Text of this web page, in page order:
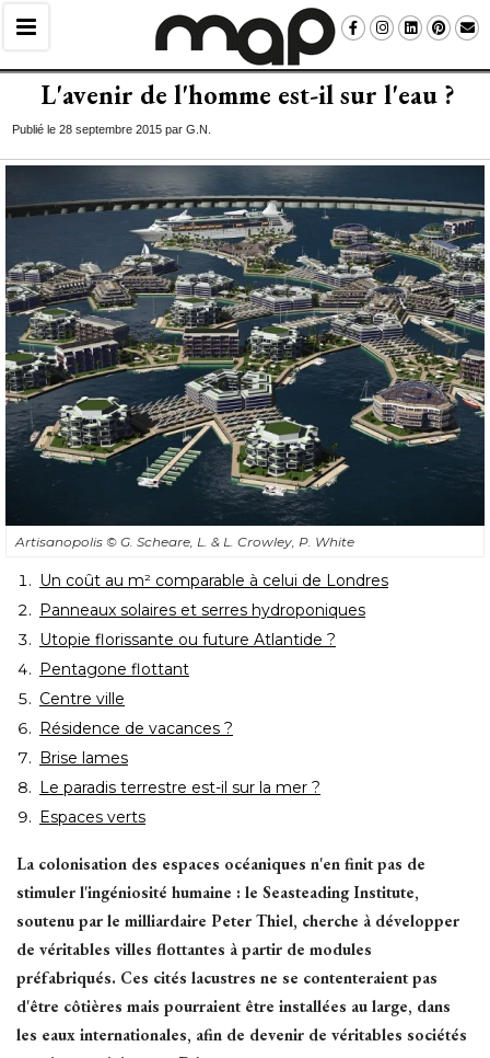
L'avenir de l'homme est-il sur l'eau ?
Publié le 28 septembre 2015 par G.N.
Artisanopolis © G. Scheare, L. & L. Crowley, P. White
Un coût au m² comparable à celui de Londres
Panneaux solaires et serres hydroponiques
Utopie florissante ou future Atlantide ?
Pentagone flottant
Centre ville
Résidence de vacances ?
Brise lames
Le paradis terrestre est-il sur la mer ?
Espaces verts
La colonisation des espaces océaniques n'en finit pas de
stimuler l'ingéniosité humaine : le Seasteading Institute,
soutenu par le milliardaire Peter Thiel, cherche à développer
de véritables villes flottantes à partir de modules
préfabriqués. Ces cités lacustres ne se contenteraient pas
d'être côtières mais pourraient être installées au large, dans
les eaux internationales, afin de devenir de véritables sociétés